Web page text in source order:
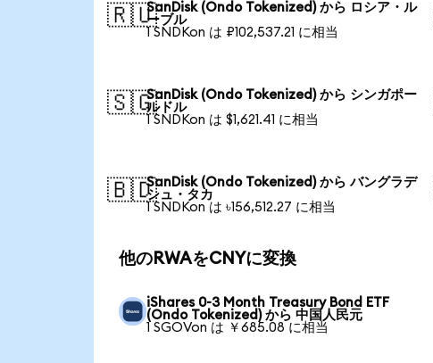
🇷🇺SanDisk (Ondo Tokenized) から ロシア・ル
ーブル
1 SNDKon は ₽102,537.21 に相当
🇸🇬SanDisk (Ondo Tokenized) から シンガポー
ルドル
1 SNDKon は $1,621.41 に相当
🇧🇩SanDisk (Ondo Tokenized) から バングラデ
シュ・タカ
1 SNDKon は ৳156,512.27 に相当
他のRWAをCNYに変換
iShares 0-3 Month Treasury Bond ETF
(Ondo Tokenized) から 中国人民元
1 SGOVon は ￥685.08 に相当